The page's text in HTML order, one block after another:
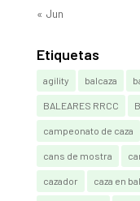
« Jun
Etiquetas
agility balcaza
BALEARES RRCC
campeonato de caza
cans de mostra
cazador caza en